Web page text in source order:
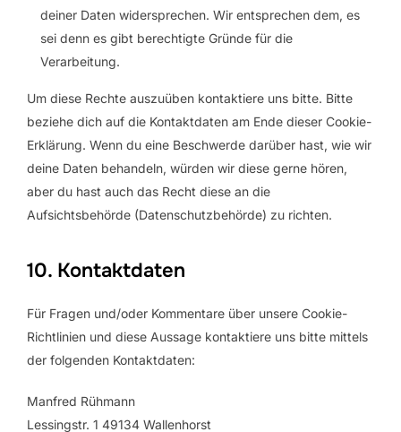
deiner Daten widersprechen. Wir entsprechen dem, es
sei denn es gibt berechtigte Gründe für die
Verarbeitung.
Um diese Rechte auszuüben kontaktiere uns bitte. Bitte
beziehe dich auf die Kontaktdaten am Ende dieser Cookie-
Erklärung. Wenn du eine Beschwerde darüber hast, wie wir
deine Daten behandeln, würden wir diese gerne hören,
aber du hast auch das Recht diese an die
Aufsichtsbehörde (Datenschutzbehörde) zu richten.
10. Kontaktdaten
Für Fragen und/oder Kommentare über unsere Cookie-
Richtlinien und diese Aussage kontaktiere uns bitte mittels
der folgenden Kontaktdaten:
Manfred Rühmann
Lessingstr. 1 49134 Wallenhorst